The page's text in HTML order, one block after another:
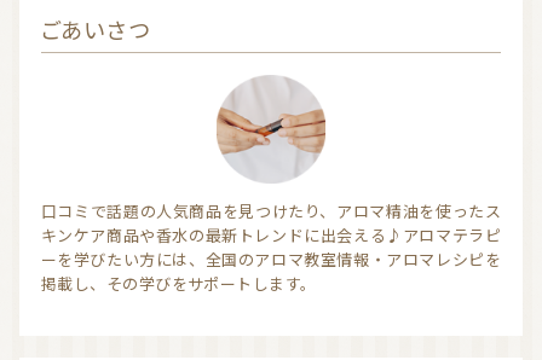
全ての特集
信頼できるアロマブランド（海外） 和精油ブランド
ごあいさつ
口コミで話題の人気商品を見つけたり、アロマ精油を使ったス
キンケア商品や香水の最新トレンドに出会える♪アロマテラピ
ーを学びたい方には、全国のアロマ教室情報・アロマレシピを
掲載し、その学びをサポートします。